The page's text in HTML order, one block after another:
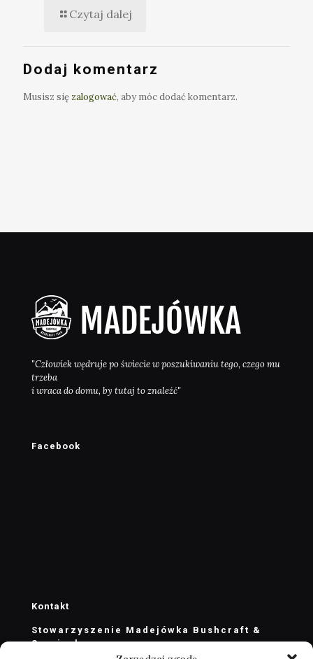
Czytaj dalej
Dodaj komentarz
Musisz się zalogować, aby móc dodać komentarz.
"Człowiek wędruje po świecie w poszukiwaniu tego, czego mu
trzeba
i wraca do domu, by tutaj to znaleźć"
Facebook
Kontakt
Stowarzyszenie Madejówka Bushcraft &
Survival